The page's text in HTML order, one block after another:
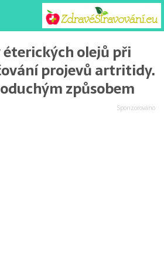
olejů při
projevů artritidy.
způsobem